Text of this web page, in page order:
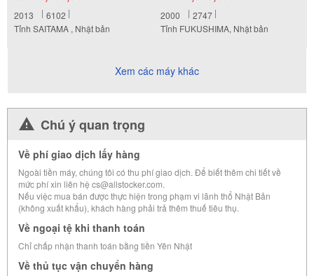
2013
6102
Tỉnh SAITAMA , Nhật bản
2000
2747
Tỉnh FUKUSHIMA, Nhật bản
Xem các máy khác
Chú ý quan trọng
Về phí giao dịch lấy hàng
Ngoài tiền máy, chúng tôi có thu phí giao dịch. Để biết thêm chi tiết về
mức phí xin liên hệ cs@allstocker.com.
Nếu việc mua bán được thực hiện trong phạm vi lãnh thổ Nhật Bản
(không xuất khẩu), khách hàng phải trả thêm thuế tiêu thụ.
Về ngoại tệ khi thanh toán
Chỉ chấp nhận thanh toán bằng tiền Yên Nhật
Về thủ tục vận chuyển hàng